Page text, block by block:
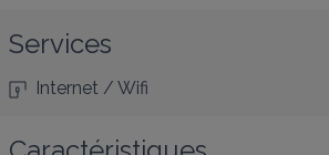
Services
Internet / Wifi